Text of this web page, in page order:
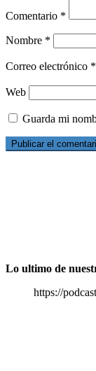
Comentario *
Nombre *
Correo electrónico *
Web
Guarda mi
Lo ultimo de
https://